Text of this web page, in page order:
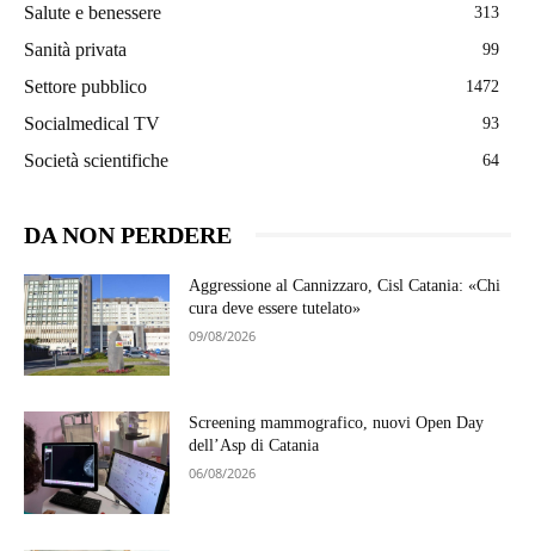
Salute e benessere 313
Sanità privata 99
Settore pubblico 1472
Socialmedical TV 93
Società scientifiche 64
DA NON PERDERE
Aggressione al Cannizzaro, Cisl Catania: «Chi
cura deve essere tutelato»
09/08/2026
Screening mammografico, nuovi Open Day
dell’Asp di Catania
06/08/2026